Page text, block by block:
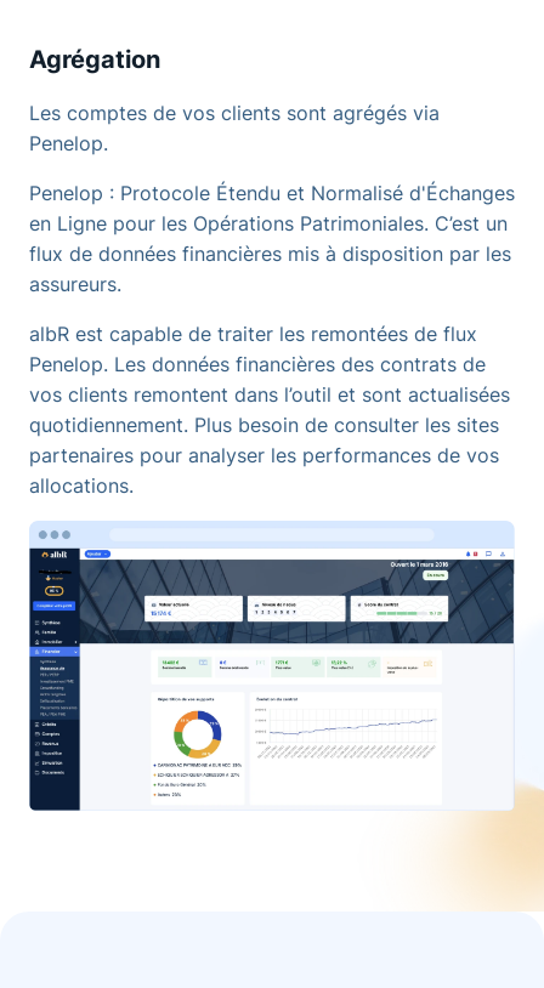
Agrégation
Les comptes de vos clients sont agrégés via
Penelop.
Penelop : Protocole Étendu et Normalisé d'Échanges
en Ligne pour les Opérations Patrimoniales. C’est un
flux de données financières mis à disposition par les
assureurs.
albR est capable de traiter les remontées de flux
Penelop. Les données financières des contrats de
vos clients remontent dans l’outil et sont actualisées
quotidiennement. Plus besoin de consulter les sites
partenaires pour analyser les performances de vos
allocations.